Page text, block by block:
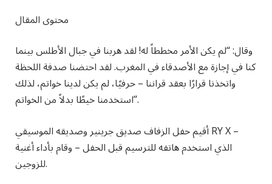
محتوى المقال
وقال: “لم يكن الأمر مخططاً له! لقد هربنا في جبال الأطلس بينما
كنا في إجازة مع الأصدقاء في المغرب. لقد احتضنا صدفة اللحظة
واتخذنا قرارًا بعقد قراننا – حرفيًا، لم يكن لدينا خواتم، لذلك
استخدمنا خيطًا بدلاً من الخواتم”.
أقيم حفل الزفاف صديق جرينير وصديقه الموسيقي RY X –
الذي استخدم هاتفه للترسيم قبل الحفل – وقام بأداء أغنية
للزوجين.